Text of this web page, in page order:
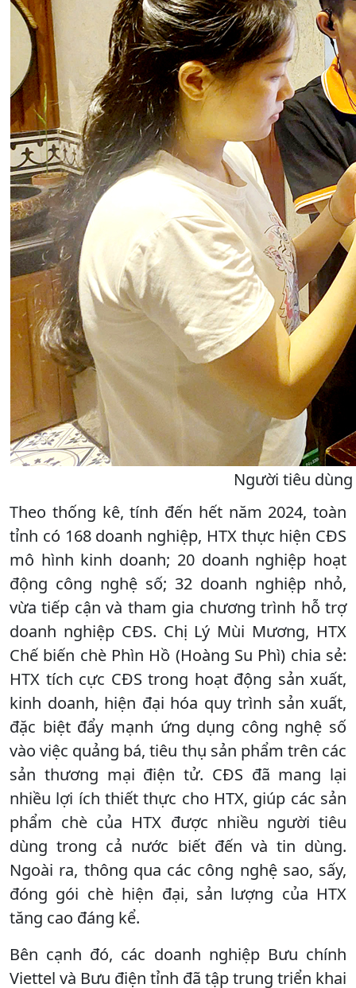
Người tiêu
Theo thống kê, tính đến hết năm 2024, toàn
tỉnh có 168 doanh nghiệp, HTX thực hiện CĐS
mô hình kinh doanh; 20 doanh nghiệp hoạt
động công nghệ số; 32 doanh nghiệp nhỏ,
vừa tiếp cận và tham gia chương trình hỗ trợ
doanh nghiệp CĐS. Chị Lý Mùi Mương, HTX
Chế biến chè Phìn Hồ (Hoàng Su Phì) chia sẻ:
HTX tích cực CĐS trong hoạt động sản xuất,
kinh doanh, hiện đại hóa quy trình sản xuất,
đặc biệt đẩy mạnh ứng dụng công nghệ số
vào việc quảng bá, tiêu thụ sản phẩm trên các
sản thương mại điện tử. CĐS đã mang lại
nhiều lợi ích thiết thực cho HTX, giúp các sản
phẩm chè của HTX được nhiều người tiêu
dùng trong cả nước biết đến và tin dùng.
Ngoài ra, thông qua các công nghệ sao, sấy,
đóng gói chè hiện đại, sản lượng của HTX
tăng cao đáng kể.
Bên cạnh đó, các doanh nghiệp Bưu chính
Viettel và Bưu điện tỉnh đã tập trung triển khai